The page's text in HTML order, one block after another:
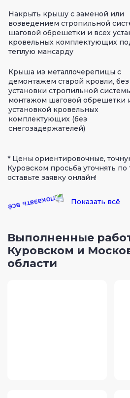
Накрыть крышу с заменой или
возведением стропильной
шаговой обрешетки и всех
кровельных комплектующих
теплую мансарду
Крыша из металлочерепицы с
демонтажем старой кровли, без
установки стропильной
монтажом шаговой обрешетки
установкой кровельных
комплектующих (без
снегозадержателей)
* Цены ориентировочные,
Куровском просьба уточнять по
оставьте заявку онлайн!
Показать всё
Выполненные
Куровском и
области